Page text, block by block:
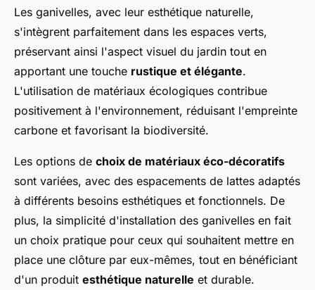
Les ganivelles, avec leur esthétique naturelle,
s'intègrent parfaitement dans les espaces verts,
préservant ainsi l'aspect visuel du jardin tout en
apportant une touche rustique et élégante.
L'utilisation de matériaux écologiques contribue
positivement à l'environnement, réduisant l'empreinte
carbone et favorisant la biodiversité.
Les options de choix de matériaux éco-décoratifs
sont variées, avec des espacements de lattes adaptés
à différents besoins esthétiques et fonctionnels. De
plus, la simplicité d'installation des ganivelles en fait
un choix pratique pour ceux qui souhaitent mettre en
place une clôture par eux-mêmes, tout en bénéficiant
d'un produit esthétique naturelle et durable.